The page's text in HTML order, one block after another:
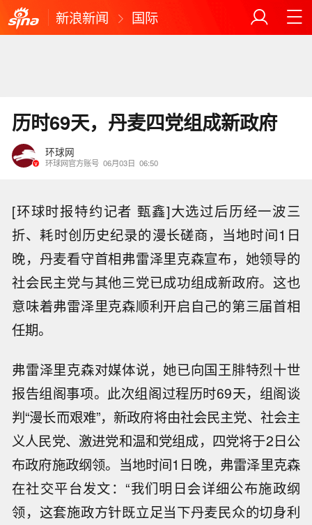
新浪新闻 国际
历时69天，丹麦四党组成新政府
环球网
环球网官方账号 06月03日 06:50
[环球时报特约记者 甄鑫]大选过后历经一波三
折、耗时创历史纪录的漫长磋商，当地时间1日
晚，丹麦看守首相弗雷泽里克森宣布，她领导的
社会民主党与其他三党已成功组成新政府。这也
意味着弗雷泽里克森顺利开启自己的第三届首相
任期。
弗雷泽里克森对媒体说，她已向国王腓特烈十世
报告组阁事项。此次组阁过程历时69天，组阁谈
判“漫长而艰难”，新政府将由社会民主党、社会主
义人民党、激进党和温和党组成，四党将于2日公
布政府施政纲领。当地时间1日晚，弗雷泽里克森
在社交平台发文：“我们明日会详细公布施政纲
领，这套施政方针既立足当下丹麦民众的切身利